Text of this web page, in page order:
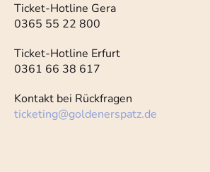
Ticket-Hotline Gera
0365 55 22 800
Ticket-Hotline Erfurt
0361 66 38 617
Kontakt bei Rückfragen
ticketing@goldenerspatz.de